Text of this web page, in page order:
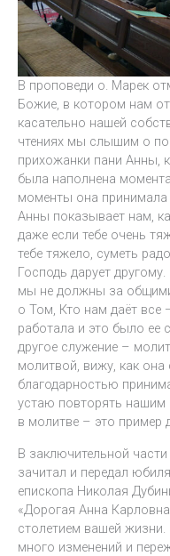
В проповеди о. Марек
Божие, в котором нам
касательно нашей
чтениях мы слышим о
прихожанки пани Анны,
была наполнена
моменты она
Анны показывает нам,
даже если тебе очень
тебе тяжело, суметь
Господь дарует
мы не должны за
о Том, Кто нам даёт
работала и это было ее
другое служение –
молитвой, вижу, как она
благодарностью
устаю повторять нашим
в молитве – это пример
В заключительной
зачитал и передал
епископа Николая
«Дорогая Анна
столетием вашей
много изменений и